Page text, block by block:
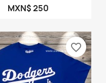
MXN$ 250
favorite_border